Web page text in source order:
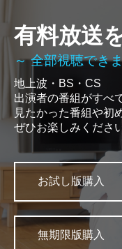
有料放送
～ 全部視聴でき
地上波・BS・CS
出演者の番組がすべ
見たかった番組や初
ぜひお楽しみくださ
お試し版購入
無期限版購入